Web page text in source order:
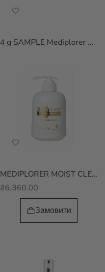
4 g SAMPLE Mediplorer Cleansing Balm
MEDIPLORER MOIST CLEAR GEL Масажний гель
₴6,360.00
Замовити